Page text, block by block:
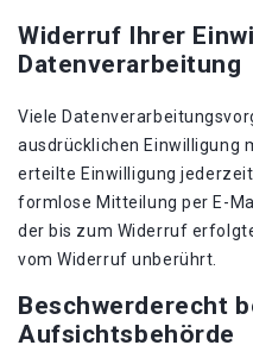
Widerruf Ihrer
Datenverarbeitung
Viele
ausdrücklichen Einwilligung
erteilte Einwilligung
formlose Mitteilung per E-
der bis zum Widerruf
vom Widerruf unberührt.
Beschwerderecht
Aufsichtsbehörde